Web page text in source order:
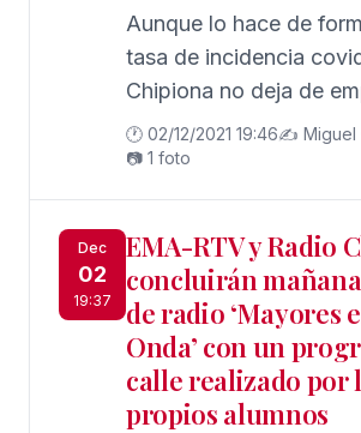
Aunque lo hace de
tasa de incidencia
Chipiona no deja de
🕐 02/12/2021 19:46✍️ Miguel
📷 1 foto
Dec
02
19:37
EMA-RTV y Radio
concluirán
de radio ‘Mayores
Onda’ con un
calle realizado por
propios alumnos